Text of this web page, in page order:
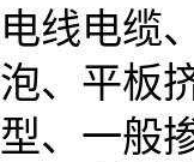
电线电缆
泡、平板
型、一般